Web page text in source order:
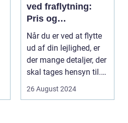
ved fraflytning:
Pris og
overvejelser
Når du er ved at flytte
ud af din lejlighed, er
der mange detaljer, der
skal tages hensyn til.
26 August 2024